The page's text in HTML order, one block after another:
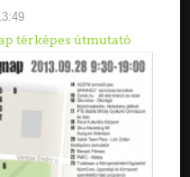
térképes útmutató